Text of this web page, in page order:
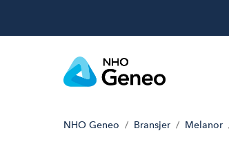
NHO Geneo Bransjer Melanor